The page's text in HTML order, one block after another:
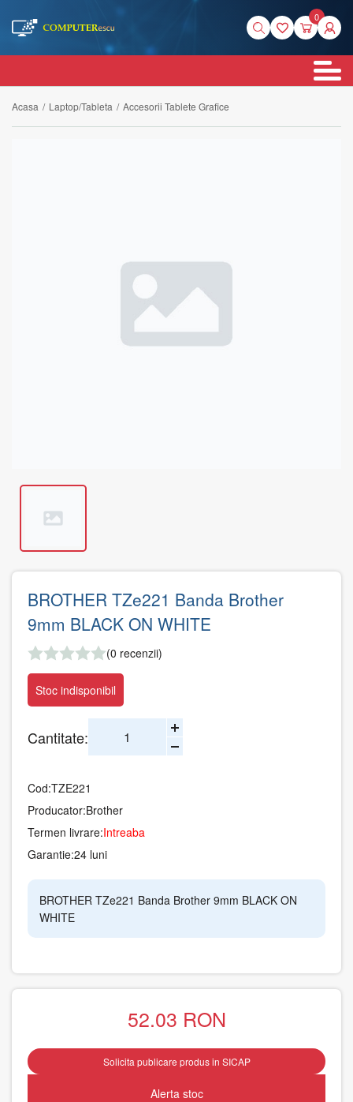
0
Acasa / Laptop/Tableta / Accesorii Tablete Grafice
BROTHER TZe221 Banda Brother
9mm BLACK ON WHITE
(0 recenzii)
Stoc indisponibil
Cantitate:
Cod:TZE221
Producator:Brother
Termen livrare:Intreaba
Garantie:24 luni
BROTHER TZe221 Banda Brother 9mm BLACK ON
WHITE
52.03 RON
Solicita publicare produs in SICAP
Alerta stoc